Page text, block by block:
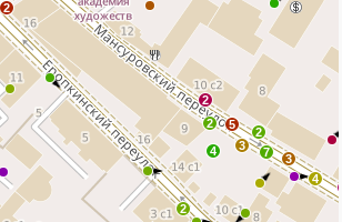
2
4
3
7
2
2
4
5
2
3
2